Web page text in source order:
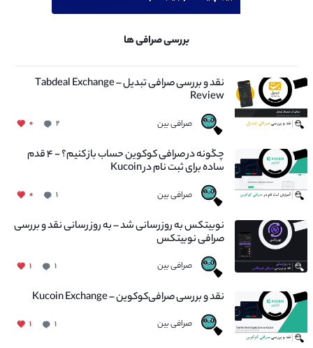
بررسی صرافی ها
نقد و بررسی صرافی تبدیل – Tabdeal Exchange
Review
صرافی بین ۲ ۰
چگونه در صرافی کوکوین حساب باز کنیم؟ - ۴ قدم
ساده برای ثبت نام در Kucoin
صرافی بین ۱ ۰
نوبیتکس به روزرسانی شد – به روز رسانی نقد و بررسی
صرافی نوبیتکس
صرافی بین ۱ ۱
نقد و بررسی صرافی‌کوکوین – Kucoin Exchange
صرافی بین ۱ ۱